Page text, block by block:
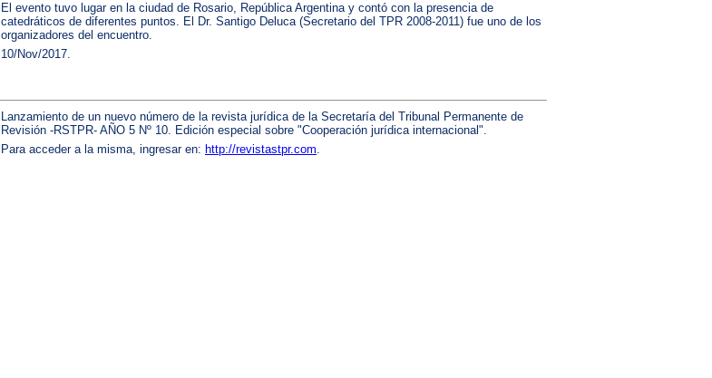
El evento tuvo lugar en la ciudad de Rosario, República Argentina y contó con la presencia de
catedráticos de diferentes puntos. El Dr. Santigo Deluca (Secretario del TPR 2008-2011) fue uno de los
organizadores del encuentro.
10/Nov/2017.
Lanzamiento de un nuevo número de la revista jurídica de la Secretaría del Tribunal Permanente de
Revisión -RSTPR- AÑO 5 Nº 10. Edición especial sobre "Cooperación jurídica internacional".
Para acceder a la misma, ingresar en: http://revistastpr.com.